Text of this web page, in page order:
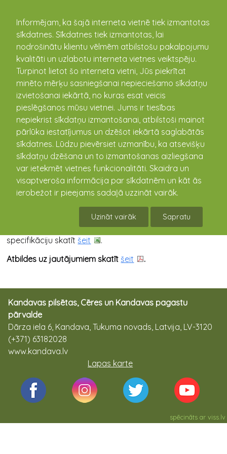
Informējam, ka šajā interneta vietnē tiek izmantotas
sīkdatnes. Sīkdatnes tiek izmantotas, lai
nodrošinātu klientu vēlmēm atbilstošu pakalpojumu
kvalitāti un uzlabotu interneta vietnes veiktspēju.
Turpinot lietot šo interneta vietni, Jūs piekrītat
minēto mērķu sasniegšanai nepieciešamo sīkdatņu
izvietošanai iekārtā, no kuras esat veicis
pieslēgšanos mūsu vietnei. Jums ir tiesības
nepiekrist sīkdatņu izmantošanai, atbilstoši mainot
pārlūka iestatījumus un dzēšot iekārtā saglabātās
sīkdatnes. Lūdzu pievērsiet uzmanību, ka atsevišķu
sīkdatņu dzēšana un to izmantošanas aizliegšana
var ietekmēt vietnes funkcionalitāti. Skaidra un
visaptveroša informācija par sīkdatnēm un kāt ās
ierobežot ir pieejams sadaļā uzzināt vairāk.
Uzināt vairāk Sapratu
kandava.lv
Iepirkums "Siltumtīklu posma
izbūve no internātskolas katlu
mājas līdz Ķiršu ielai Kandavā"
18.08.2015
Kandavas novada domes Iepirkumu komisijaizsludina
iepirkumu Publisko iepirkumu likuma 8.² panta noteiktajā
kārtībā „Siltumtīklu posma izbūve no internātskolas katlu
mājas līdz Ķiršu ielai Kandavā”. Iepirkuma identifikācijas
Nr. KND 2015/13.
Piedāvājumus var iesniegt līdz 2015. gada 31. augustam
plkst. 11:00, Kandavas novada domē, Dārza ielā 6,
. SAT skatīt šeit
. SAT paskaidrojuma rakstu
. SM skatītšeit
. SM-4 Iekārtu un materiālu
specifikāciju skatītšeit
.
Atbildes uz jautājumiem skatīt šeit .
Kandavas pilsētas, Cēres un Kandavas pagastu
pārvalde
Dārza iela 6, Kandava, Tukuma novads, Latvija, LV-3120
(+371) 63182028
www.kandava.lv
Lapas karte
spēcināts arviss.lv